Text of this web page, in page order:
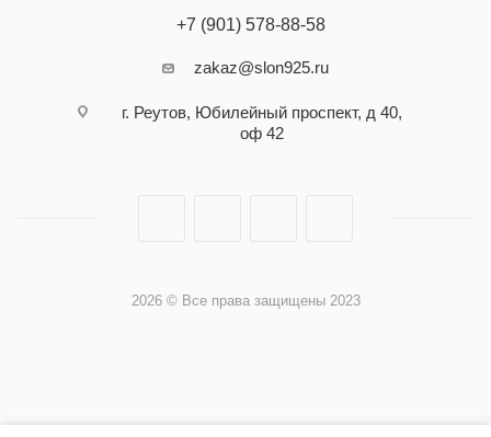
+7 (901) 578-88-58
zakaz@slon925.ru
г. Реутов, Юбилейный проспект, д 40,
оф 42
2026 © Все права защищены 2023